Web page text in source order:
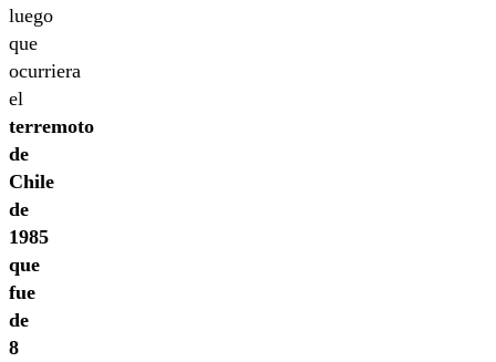
luego
que
ocurriera
el
terremoto
de
Chile
de
1985
que
fue
de
8